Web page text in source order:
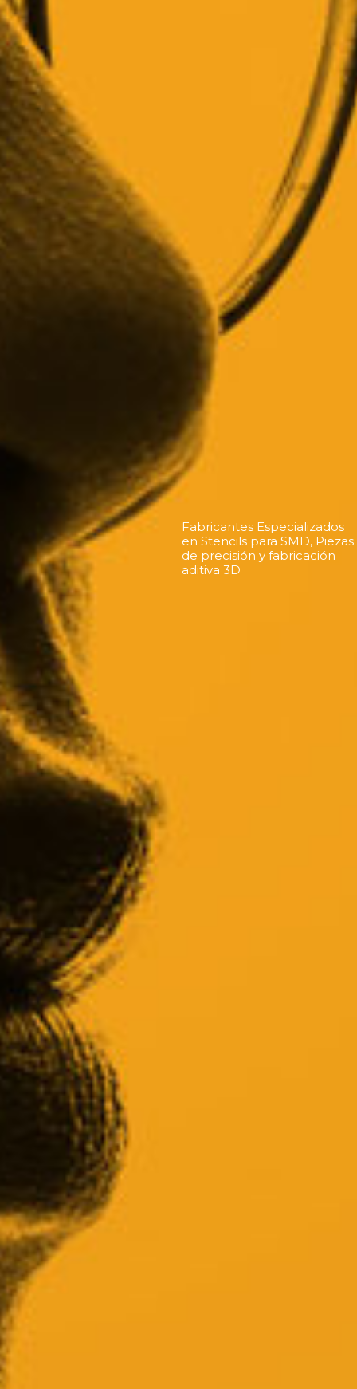
Fabricantes Especializados
en Stencils para SMD, Piezas
de precisión y fabricación
aditiva 3D